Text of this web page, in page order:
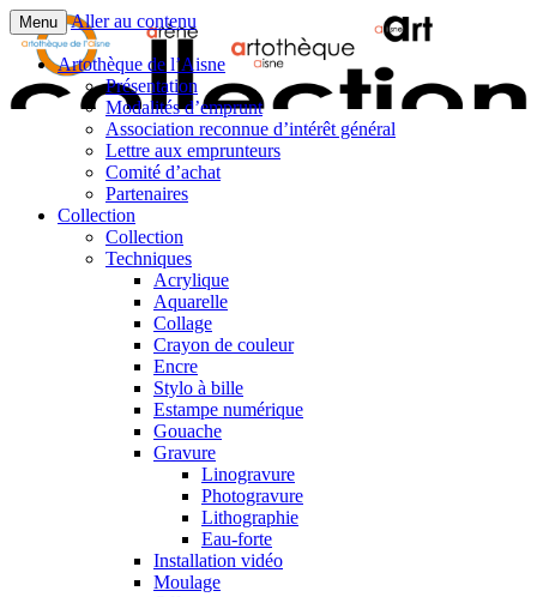
Menu Aller au contenu
Artothèque de l’Aisne
Présentation
Modalités d’emprunt
Association reconnue d’intérêt général
Lettre aux emprunteurs
Comité d’achat
Partenaires
Collection
Collection
Techniques
Acrylique
Aquarelle
Collage
Crayon de couleur
Encre
Stylo à bille
Estampe numérique
Gouache
Gravure
Linogravure
Photogravure
Lithographie​
Eau-forte
Installation vidéo
Moulage